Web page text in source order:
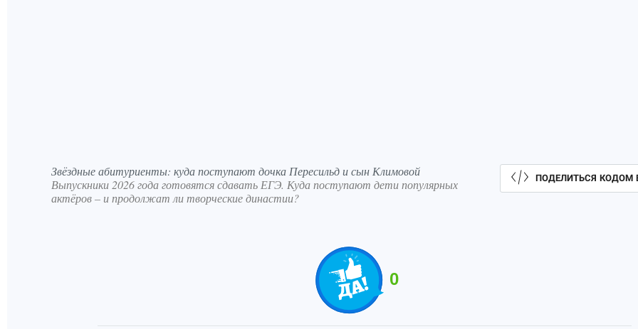
Звёздные абитуриенты: куда поступают дочка Пересильд и сын Климовой
Выпускники 2026 года готовятся сдавать ЕГЭ. Куда поступают дети популярных
актёров – и продолжат ли творческие династии?
ПОДЕЛИТЬСЯ КОДОМ
0